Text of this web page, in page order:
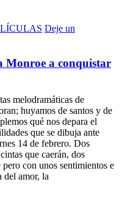
Deje un
Monroe a conquistar
melodramáticas de
huyamos de santos y de
qué nos depara el
que se dibuja ante
14 de febrero. Dos
que caerán, dos
con unos sentimientos e
del amor, la